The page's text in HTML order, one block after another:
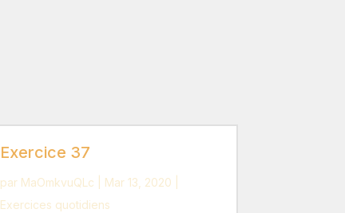
Exercice 37
par MaOmkvuQLc Mar 13, 2020
Exercices quotidiens